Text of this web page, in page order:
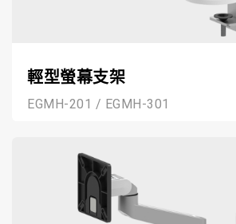
輕型螢幕支架
EGMH-201 / EGMH-301